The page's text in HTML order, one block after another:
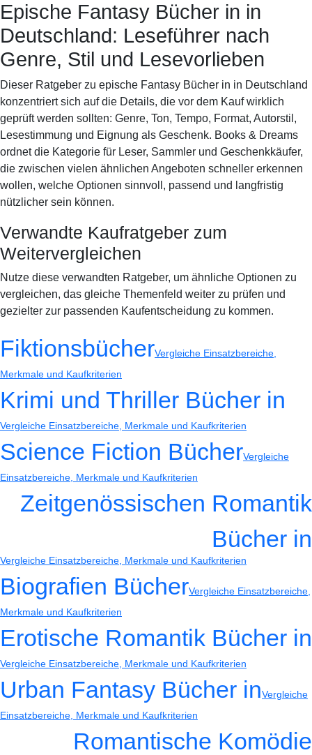
Books & Dreams
Startseite
Krimi
Fiction
Romantik Biografie
Epische Fantasy Bücher in in
Deutschland: Leseführer nach
Genre, Stil und Lesevorlieben
Dieser Ratgeber zu epische Fantasy Bücher in in Deutschland
konzentriert sich auf die Details, die vor dem Kauf wirklich
geprüft werden sollten: Genre, Ton, Tempo, Format, Autorstil,
Lesestimmung und Eignung als Geschenk. Books & Dreams
ordnet die Kategorie für Leser, Sammler und Geschenkkäufer,
die zwischen vielen ähnlichen Angeboten schneller erkennen
wollen, welche Optionen sinnvoll, passend und langfristig
nützlicher sein können.
Verwandte Kaufratgeber zum
Weitervergleichen
Nutze diese verwandten Ratgeber, um ähnliche Optionen zu
vergleichen, das gleiche Themenfeld weiter zu prüfen und
gezielter zur passenden Kaufentscheidung zu kommen.
FiktionsbücherVergleiche Einsatzbereiche,
Merkmale und Kaufkriterien
Krimi und Thriller Bücher in
Vergleiche Einsatzbereiche, Merkmale und Kaufkriterien
Science Fiction BücherVergleiche
Einsatzbereiche, Merkmale und Kaufkriterien
Zeitgenössischen Romantik
Bücher in
Vergleiche Einsatzbereiche, Merkmale und Kaufkriterien
Biografien BücherVergleiche Einsatzbereiche,
Merkmale und Kaufkriterien
Erotische Romantik Bücher in
Vergleiche Einsatzbereiche, Merkmale und Kaufkriterien
Urban Fantasy Bücher inVergleiche
Einsatzbereiche, Merkmale und Kaufkriterien
Romantische Komödie